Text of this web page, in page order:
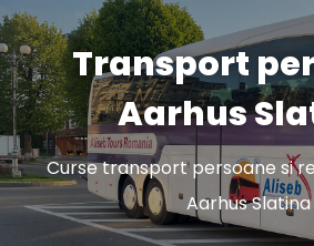
Transport
Aarhus
Curse transport persoane si
Aarhus Slatina